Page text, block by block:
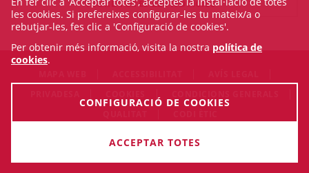
VEURE TOTES LES NOTÍCIES
© Sat Aug 08 16:26:07 CEST 2026 Il·lustre Col·legi de l'Advocacia
les cookies. Si prefereixes configurar-les tu mateix/a o
rebutjar-les, fes clic a 'Configuració de cookies'.
Per obtenir més informació, visita la nostra política de
cookies.
CONFIGURACIÓ DE COOKIES
ACCEPTAR TOTES